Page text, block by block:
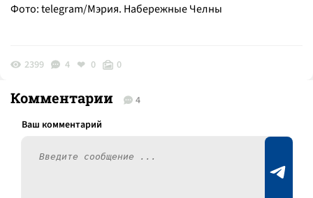
Фото: telegram/Мэрия. Набережные Челны
2399 4 0 0
Комментарии 4